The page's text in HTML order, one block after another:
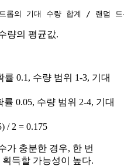
량의 평균값.
0.1, 수량 범위 1-3, 기대
0.05, 수량 범위 2-4, 기대
/ 2 = 0.175
가 충분한 경우, 한 번
득할 가능성이 높다.